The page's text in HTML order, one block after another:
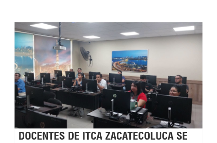
DOCENTES DE ITCA ZACATECOLUCA SE